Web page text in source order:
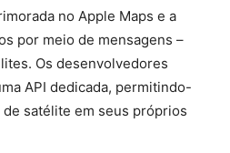
no Apple Maps e a
por meio de mensagens –
Os desenvolvedores
API dedicada, permitindo-
satélite em seus próprios